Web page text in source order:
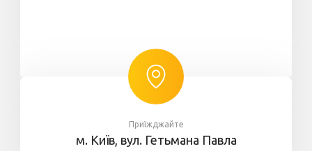
Приїжджайте
м. Київ, вул. Гетьмана Павла